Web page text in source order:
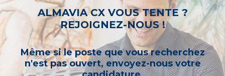
d’autres mots-clés ou à sélectionner un « métier ».
ALMAVIA CX VOUS TENTE ?
REJOIGNEZ-NOUS !
Même si le poste que vous recherchez
n'est pas ouvert, envoyez-nous votre